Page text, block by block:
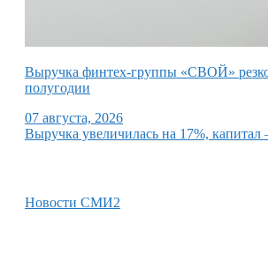
Выручка финтех-группы «СВОЙ»
полугодии
07 августа, 2026
Выручка увеличилась на 17%,
Новости СМИ2